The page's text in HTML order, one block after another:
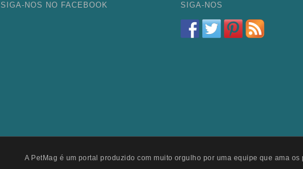
SIGA-NOS NO FACEBOOK SIGA-NOS
A PetMag é um portal produzido com muito orgulho por uma equipe que ama os